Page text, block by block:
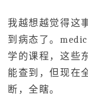
我越想越觉得这
到病态了。
学的课程，这些
能查到，但现在
断，全瞎。